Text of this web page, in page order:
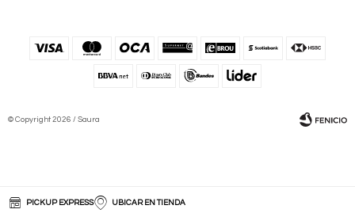
PICKUP EXPRESS UBICAR EN TIENDA
© Copyright 2026 / Saura